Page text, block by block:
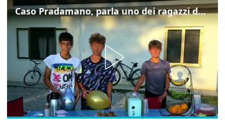
Caso Pradamano, parla uno dei ragazzi denunciati per la limonata: "Volevo anche aiutare i miei"